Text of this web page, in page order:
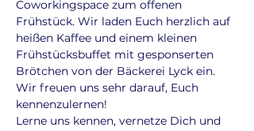
Coworkingspace zum offenen
Frühstück. Wir laden Euch herzlich auf
heißen Kaffee und einem kleinen
Frühstücksbuffet mit gesponserten
Brötchen von der Bäckerei Lyck ein.
Wir freuen uns sehr darauf, Euch
kennenzulernen!
Lerne uns kennen, vernetze Dich und